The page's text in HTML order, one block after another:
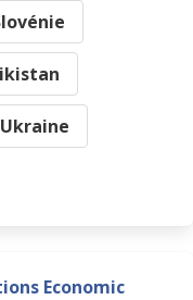
Ukraine
Economic